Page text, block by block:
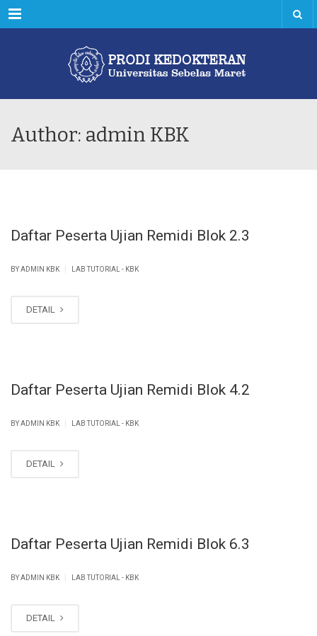
Menu
Author: admin KBK
Daftar Peserta Ujian Remidi Blok 2.3
BY ADMIN KBK LAB TUTORIAL - KBK
DETAIL
Daftar Peserta Ujian Remidi Blok 4.2
BY ADMIN KBK LAB TUTORIAL - KBK
DETAIL
Daftar Peserta Ujian Remidi Blok 6.3
BY ADMIN KBK LAB TUTORIAL - KBK
DETAIL